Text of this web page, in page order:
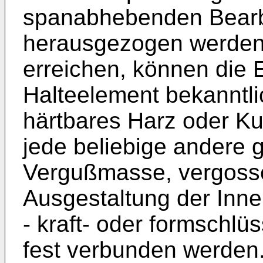
spanabhebenden
herausgezogen
erreichen, können die
Halteelement
härtbares Harz oder
jede beliebige andere
Vergußmasse,
Ausgestaltung der
- kraft- oder
fest verbunden